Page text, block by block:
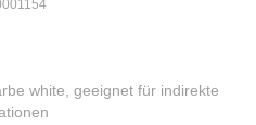
white, geeignet für indirekte